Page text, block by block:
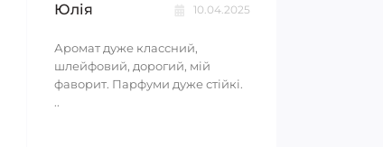
Юлія 10.04.2025
Аромат дуже классний,
шлейфовий, дорогий, мій
фаворит. Парфуми дуже стійкі.
..